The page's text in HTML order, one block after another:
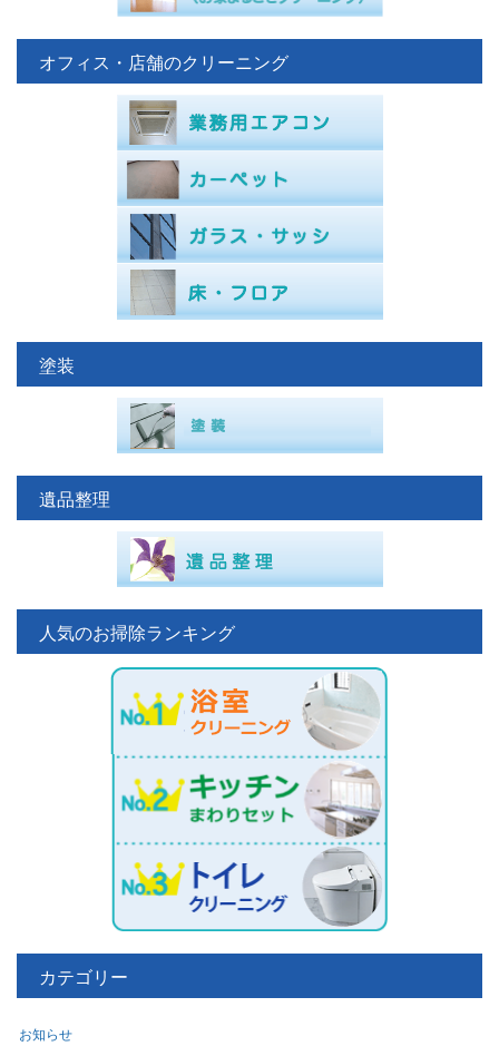
オフィス・店舗のクリーニング
塗装
遺品整理
人気のお掃除ランキング
カテゴリー
お知らせ